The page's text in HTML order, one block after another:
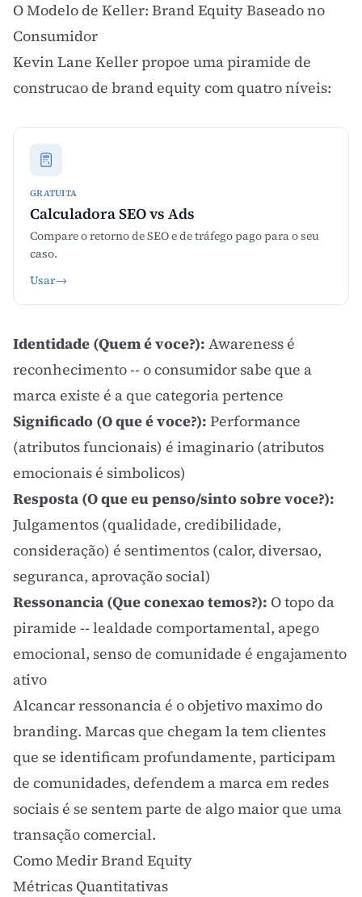
O Modelo de Keller: Brand Equity Baseado no
Consumidor
Kevin Lane Keller propoe uma piramide de
construcao de brand equity com quatro níveis:
GRATUITA
Calculadora SEO vs Ads
Compare o retorno de SEO e de tráfego pago para o seu
caso.
Usar→
Identidade (Quem é voce?): Awareness é
reconhecimento -- o consumidor sabe que a
marca existe é a que categoria pertence
Significado (O que é voce?): Performance
(atributos funcionais) é imaginario (atributos
emocionais é simbolicos)
Resposta (O que eu penso/sinto sobre voce?):
Julgamentos (qualidade, credibilidade,
consideração) é sentimentos (calor, diversao,
seguranca, aprovação social)
Ressonancia (Que conexao temos?): O topo da
piramide -- lealdade comportamental, apego
emocional, senso de comunidade é engajamento
ativo
Alcancar ressonancia é o objetivo maximo do
branding. Marcas que chegam la tem clientes
que se identificam profundamente, participam
de comunidades, defendem a marca em redes
sociais é se sentem parte de algo maior que uma
transação comercial.
Como Medir Brand Equity
Métricas Quantitativas